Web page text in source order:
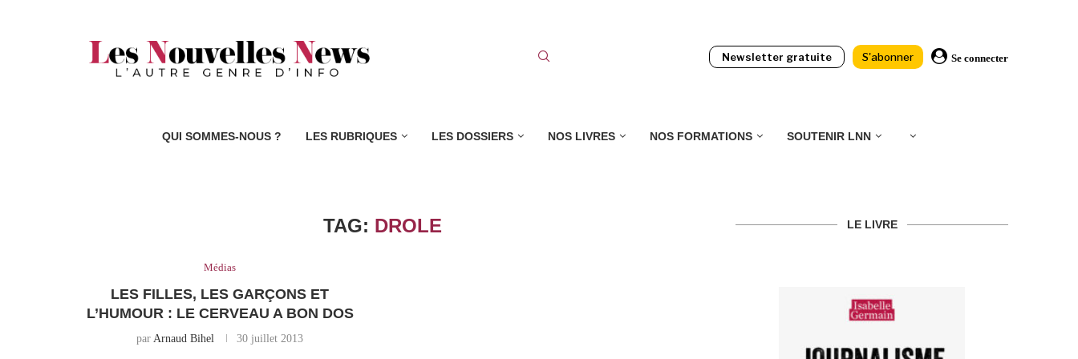
Newsletter gratuite S'abonner Se connecter
QUI SOMMES-NOUS ? LES RUBRIQUES LES DOSSIERS NOS LIVRES NOS FORMATIONS SOUTENIR LNN
TAG: DROLE
Médias
LES FILLES, LES GARÇONS ET
L’HUMOUR : LE CERVEAU A BON DOS
parArnaud Bihel 30 juillet 2013
LE LIVRE